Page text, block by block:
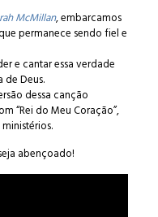
McMillan, embarcamos
permanece sendo fiel e
e cantar essa verdade
Deus.
dessa canção
“Rei do Meu Coração”,
abençoado!